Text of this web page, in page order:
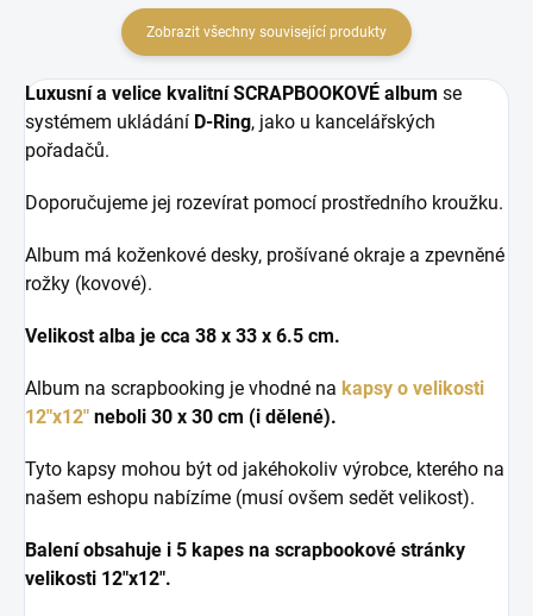
Zobrazit všechny související produkty
Luxusní a velice kvalitní SCRAPBOOKOVÉ album se
systémem ukládání D-Ring, jako u kancelářských
pořadačů.
Doporučujeme jej rozevírat pomocí prostředního kroužku.
Album má koženkové desky, prošívané okraje a zpevněné
rožky (kovové).
Velikost alba je cca 38 x 33 x 6.5 cm.
Album na scrapbooking je vhodné na kapsy o velikosti
12"x12" neboli 30 x 30 cm (i dělené).
Tyto kapsy mohou být od jakéhokoliv výrobce, kterého na
našem eshopu nabízíme (musí ovšem sedět velikost).
Balení obsahuje i 5 kapes na scrapbookové stránky
velikosti 12"x12".